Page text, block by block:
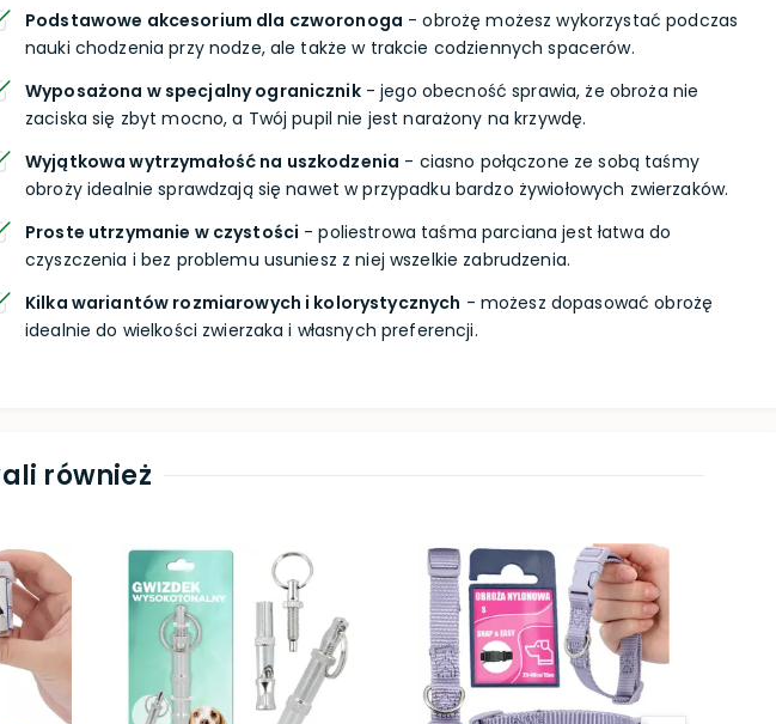
Podstawowe akcesorium dla czworonoga - obrożę możesz wykorzystać podczas
nauki chodzenia przy nodze, ale także w trakcie codziennych spacerów.
Wyposażona w specjalny ogranicznik- jego obecność sprawia, że obroża nie
zaciska się zbyt mocno, a Twój pupil nie jest narażony na krzywdę.
Wyjątkowa wytrzymałość na uszkodzenia - ciasno połączone ze sobą taśmy
obroży idealnie sprawdzają się nawet w przypadku bardzo żywiołowych zwierzaków.
Proste utrzymanie w czystości - poliestrowa taśma parciana jest łatwa do
czyszczenia i bez problemu usuniesz z niej wszelkie zabrudzenia.
Kilka wariantów rozmiarowych i kolorystycznych - możesz dopasować obrożę
idealnie do wielkości zwierzaka i własnych preferencji.
również